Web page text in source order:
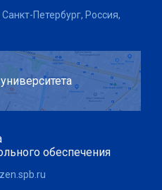
Петербург, Россия,
обеспечения